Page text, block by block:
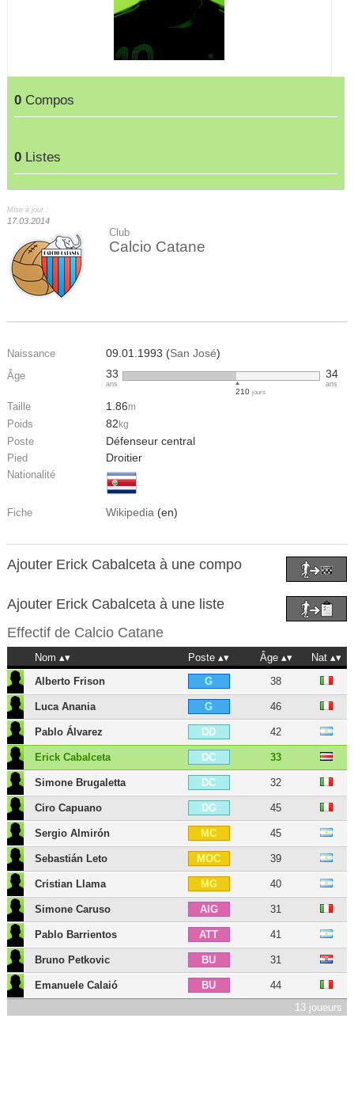
0 Compos
0 Listes
Mise à jour :
17.03.2014
Club
Calcio Catane
Naissance 09.01.1993 (San José)
Âge 33
ans
210jours
34
ans
Taille 1.86m
Poids 82 kg
Poste Défenseur central
Pied Droitier
Nationalité
Fiche Wikipedia (en)
Ajouter Erick Cabalceta à une compo
Ajouter Erick Cabalceta à une liste
Effectif de Calcio Catane
Nom Poste Âge
Nat
Alberto Frison
G 38
Luca Anania G 46
Pablo Álvarez DD 42
Erick Cabalceta DC 33
Simone Brugaletta DC 32
Ciro Capuano DG 45
Sergio Almirón MC 45
Sebastián Leto MOC 39
Cristian Llama MG 40
Simone Caruso AIG 31
Pablo Barrientos ATT 41
Bruno Petkovic BU 31
Emanuele Calaió BU
44
13 joueurs